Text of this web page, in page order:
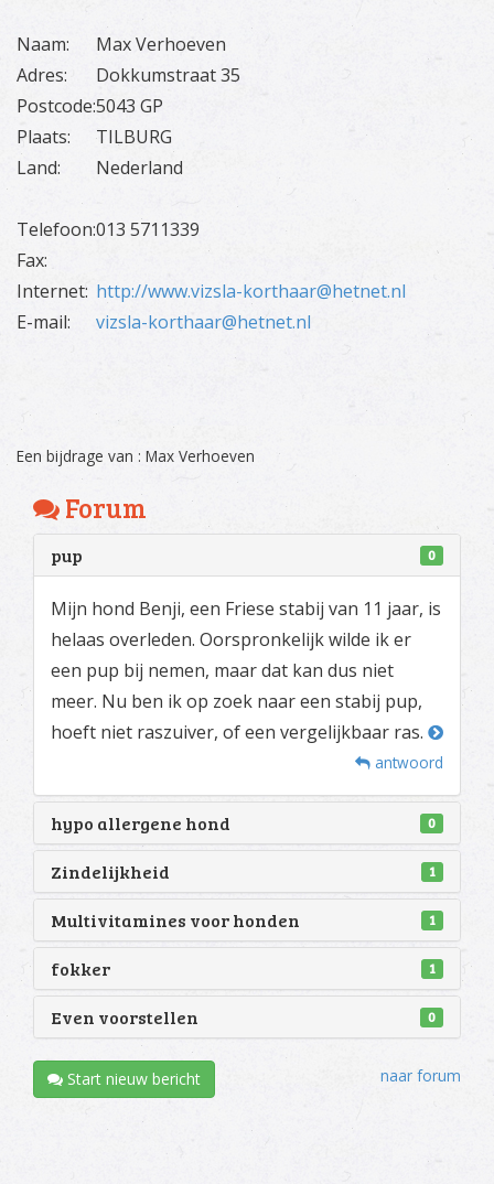
Naam:
Max Verhoeven
Adres:
Dokkumstraat 35
Postcode:5043 GP
Plaats:
TILBURG
Land:
Nederland
Telefoon:013 5711339
Fax:
Internet: http://www.vizsla-korthaar@hetnet.nl
E-mail:
vizsla-korthaar@hetnet.nl
Een bijdrage van : Max Verhoeven
Forum
pup 0
Mijn hond Benji, een Friese stabij van 11 jaar, is
helaas overleden. Oorspronkelijk wilde ik er
een pup bij nemen, maar dat kan dus niet
meer. Nu ben ik op zoek naar een stabij pup,
hoeft niet raszuiver, of een vergelijkbaar ras.
antwoord
hypo allergene hond 0
Zindelijkheid 1
Multivitamines voor honden 1
fokker 1
Even voorstellen 0
Start nieuw bericht naar forum